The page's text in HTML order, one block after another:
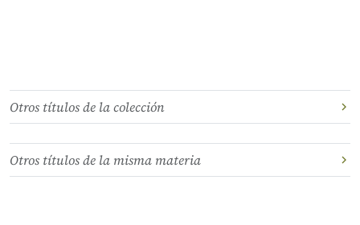
Otros títulos de la colección
Otros títulos de la misma materia